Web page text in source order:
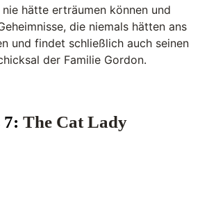
hätte erträumen können und
die niemals hätten ans
und findet schließlich auch seinen
der Familie Gordon.
7: The Cat Lady